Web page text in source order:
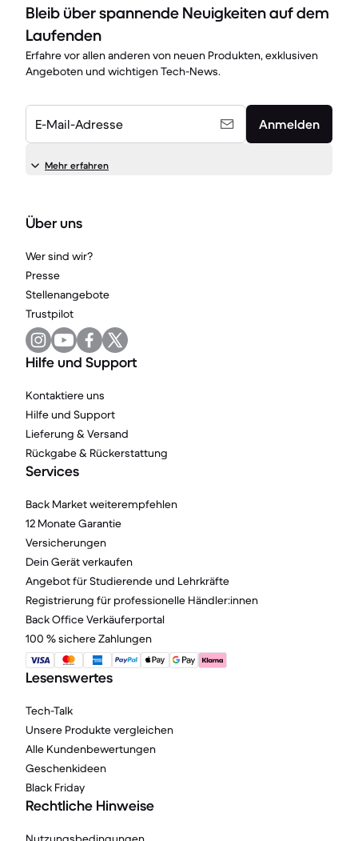
Bleib über spannende Neuigkeiten auf dem
Laufenden
Erfahre vor allen anderen von neuen Produkten, exklusiven
Angeboten und wichtigen Tech-News.
E-Mail-Adresse Anmelden
Mehr erfahren
Über uns
Wer sind wir?
Presse
Stellenangebote
Trustpilot
Hilfe und Support
Kontaktiere uns
Hilfe und Support
Lieferung & Versand
Rückgabe & Rückerstattung
Services
Back Market weiterempfehlen
12 Monate Garantie
Versicherungen
Dein Gerät verkaufen
Angebot für Studierende und Lehrkräfte
Registrierung für professionelle Händler:innen
Back Office Verkäuferportal
100 % sichere Zahlungen
Lesenswertes
Tech-Talk
Unsere Produkte vergleichen
Alle Kundenbewertungen
Geschenkideen
Black Friday
Rechtliche Hinweise